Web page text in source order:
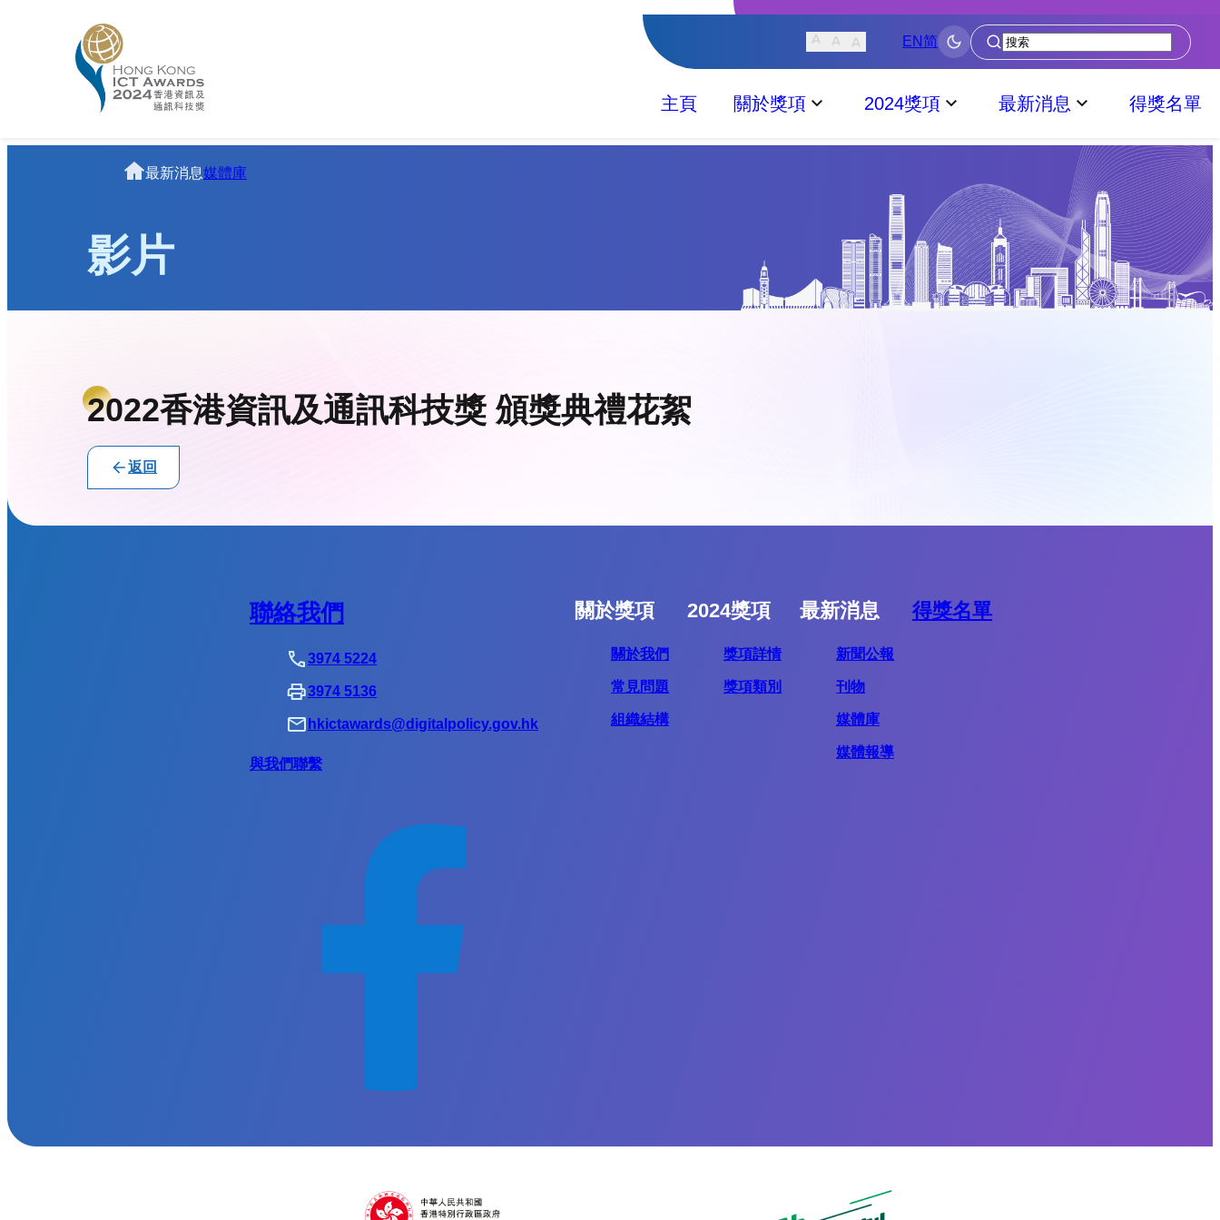
EN 简
搜
尋
主頁 關於獎項 2024獎項 最新消息 得獎名單
Homepage
最新消息媒體庫
影片
2022香港資訊及通訊科技獎 頒獎典禮花絮
返回
聯絡我們
3974 5224
3974 5136
hkictawards@digitalpolicy.gov.hk
與我們聯繫
關於獎項
關於我們
常見問題
組織結構
2024獎項
獎項詳情
獎項類別
最新消息
新聞公報
刊物
媒體庫
媒體報導
得獎名單